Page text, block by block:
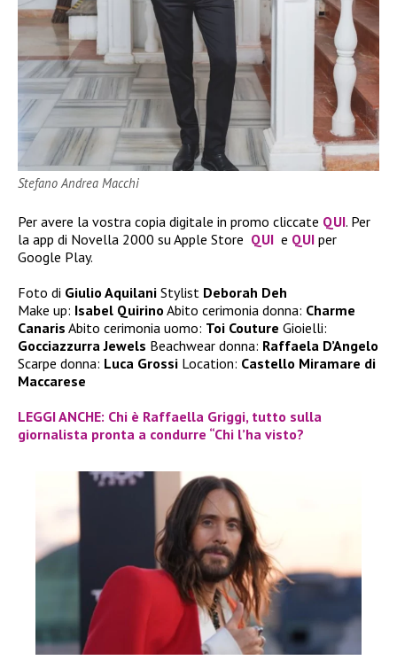
Stefano Andrea Macchi
Per avere la vostra copia digitale in promo cliccate QUI. Per
la app di Novella 2000 su Apple Store QUI e QUI per
Google Play.
Foto di Giulio Aquilani Stylist Deborah Deh
Make up: Isabel Quirino Abito cerimonia donna: Charme
Canaris Abito cerimonia uomo: Toi Couture Gioielli:
Gocciazzurra Jewels Beachwear donna: Raffaela D’Angelo
Scarpe donna: Luca Grossi Location: Castello Miramare di
Maccarese
LEGGI ANCHE: Chi è Raffaella Griggi, tutto sulla
giornalista pronta a condurre “Chi l’ha visto?